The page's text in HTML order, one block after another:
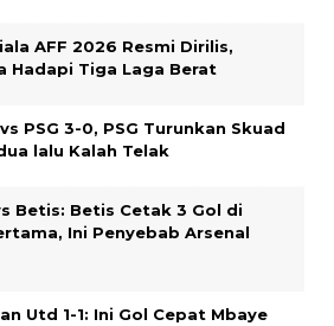
AFF 2026 Resmi Dirilis,
Hadapi Tiga Laga Berat
PSG 3-0, PSG Turunkan Skuad
lalu Kalah Telak
Betis: Betis Cetak 3 Gol di
Ini Penyebab Arsenal
Utd 1-1: Ini Gol Cepat Mbaye